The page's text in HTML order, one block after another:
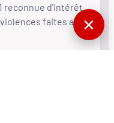
reconnue d'intérêt
faites aux ✕